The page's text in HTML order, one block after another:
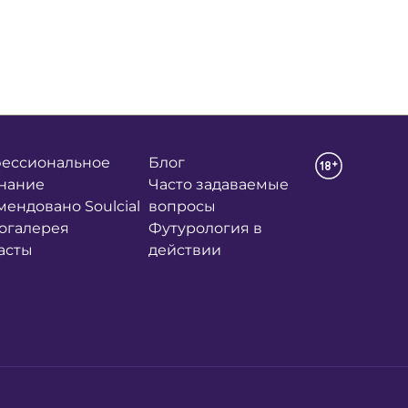
Soulcial
Блог
Часто задаваемые
вопросы
Футурология в
действии